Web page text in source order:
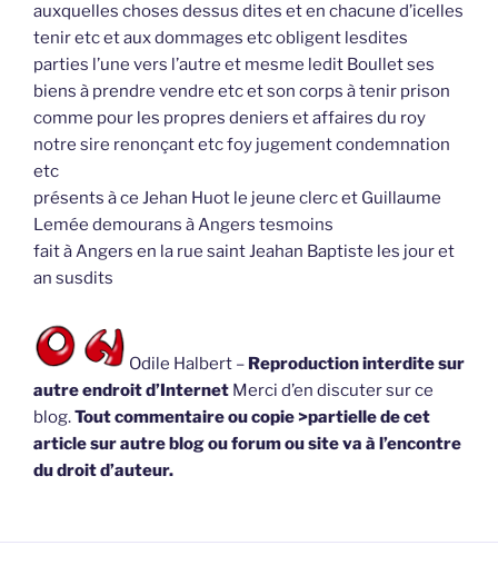
auxquelles choses dessus dites et en chacune d’icelles
tenir etc et aux dommages etc obligent lesdites
parties l’une vers l’autre et mesme ledit Boullet ses
biens à prendre vendre etc et son corps à tenir prison
comme pour les propres deniers et affaires du roy
notre sire renonçant etc foy jugement condemnation
etc
présents à ce Jehan Huot le jeune clerc et Guillaume
Lemée demourans à Angers tesmoins
fait à Angers en la rue saint Jeahan Baptiste les jour et
an susdits
Odile Halbert – Reproduction interdite sur
autre endroit d’Internet Merci d’en discuter sur ce
blog.Tout commentaire ou copie >partielle de cet
article sur autre blog ou forum ou site va à l’encontre
du droit d’auteur.